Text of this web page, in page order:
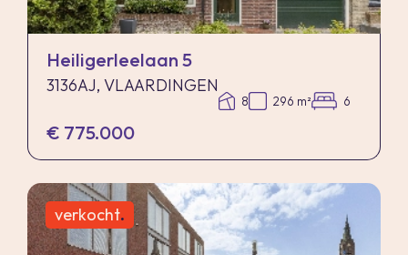
Heiligerleelaan 5
3136AJ, VLAARDINGEN
8 296 m² 6
€ 775.000
verkocht.